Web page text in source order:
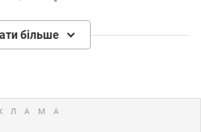
більше